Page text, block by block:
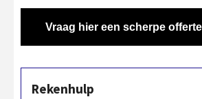
Vraag hier een scherpe
Rekenhulp